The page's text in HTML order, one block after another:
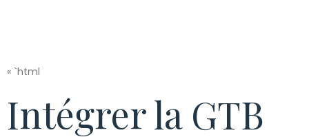
« `html
Intégrer la GTB